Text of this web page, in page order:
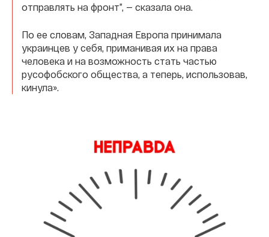
отправлять на фронт”, — сказала она.
По ее словам, Западная Европа принимала
украинцев у себя, приманивая их на права
человека и на возможность стать частью
русофобского общества, а теперь, использовав,
кинула».